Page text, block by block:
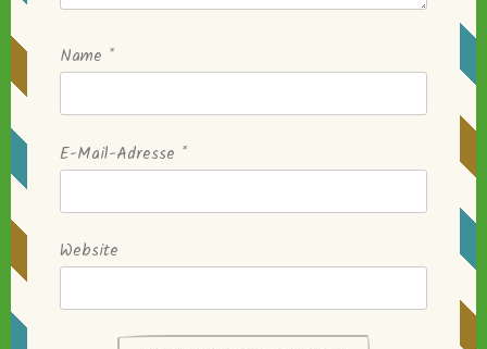
Name *
E-Mail-Adresse *
Website